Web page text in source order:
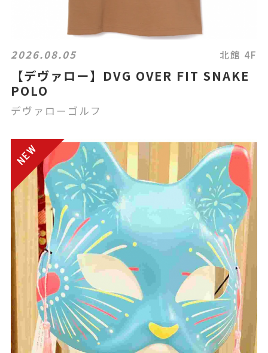
2026.08.05 北館 4F
【デヴァロー】DVG OVER FIT SNAKE
POLO
デヴァローゴルフ